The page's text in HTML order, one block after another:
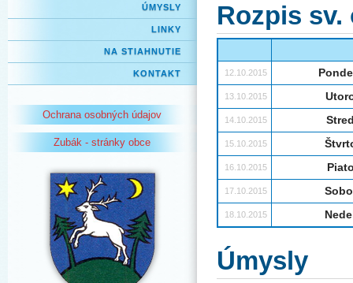
ÚMYSLY
LINKY
NA STIAHNUTIE
KONTAKT
Ochrana osobných údajov
Zubák - stránky obce
Rozpis sv.
12.10.2015
13.10.2015
14.10.2015
15.10.2015
16.10.2015
17.10.2015
18.10.2015
Úmysly